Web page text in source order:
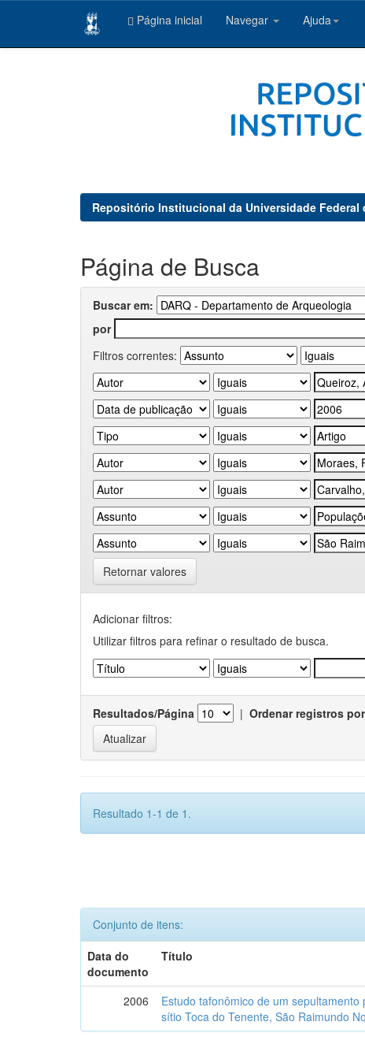
Página inicial Navegar Ajuda
Repositório Institucional da Universidade Federal
Página de Busca
Buscar em:
por
Filtros correntes:
Retornar valores
Adicionar filtros:
Utilizar filtros para refinar o resultado de busca.
Resultados/Página | Ordenar registros por
Resultado 1-1 de 1.
Conjunto de itens:
Data do
documento
Título
2006
Estudo tafonômico de um sepultamento
sítio Toca do Tenente, São Raimundo